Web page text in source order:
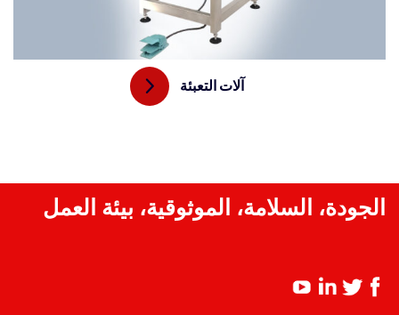
آلات التعبئة
الجودة، السلامة، الموثوقية، بيئة العمل